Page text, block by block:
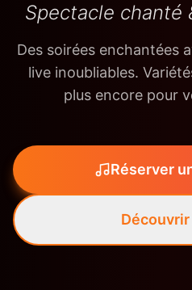
Spectacle chanté
Des soirées enchantées
live inoubliables.
plus encore pour
Réserver